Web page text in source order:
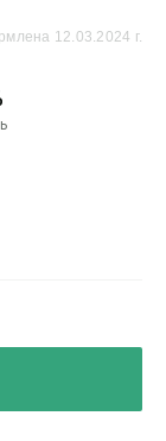
12.03.2024 г.